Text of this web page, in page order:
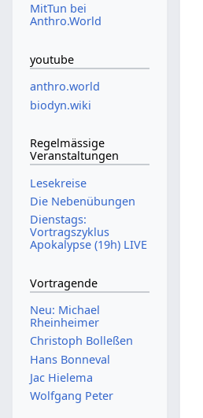
MitTun bei
Anthro.World
youtube
anthro.world
biodyn.wiki
Regelmässige
Veranstaltungen
Lesekreise
Die Nebenübungen
Dienstags:
Vortragszyklus
Apokalypse (19h) LIVE
Vortragende
Neu: Michael
Rheinheimer
Christoph Bolleßen
Hans Bonneval
Jac Hielema
Wolfgang Peter